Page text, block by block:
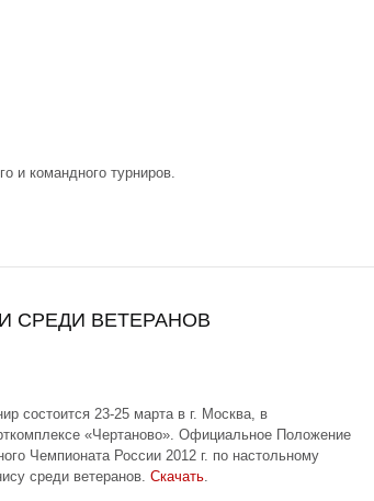
и командного турниров.
СРЕДИ ВЕТЕРАНОВ
состоится 23-25 марта в г. Москва, в
«Чертаново». Официальное Положение
Чемпионата России 2012 г. по настольному
среди ветеранов. Скачать.